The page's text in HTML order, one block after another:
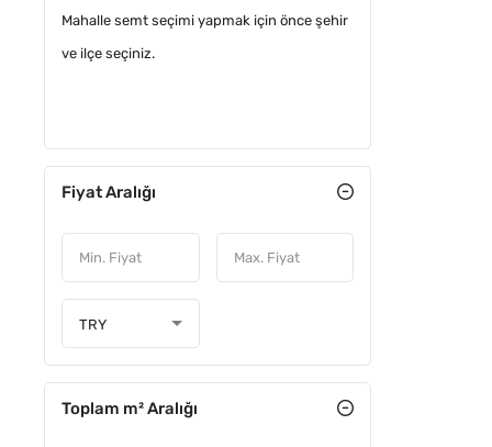
Mahalle semt seçimi yapmak için önce şehir
ve ilçe seçiniz.
Fiyat Aralığı
TRY
Toplam m² Aralığı